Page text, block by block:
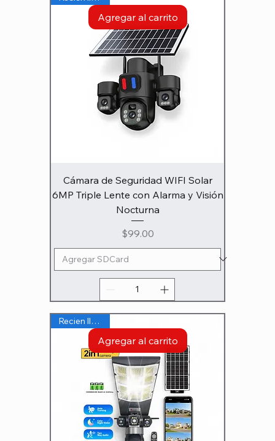
Agregar al carrito
Cámara de Seguridad WIFI Solar
6MP Triple Lente con Alarma y Visión
Nocturna
Precio
$99.00
Agregar al carrito
Recien llegado